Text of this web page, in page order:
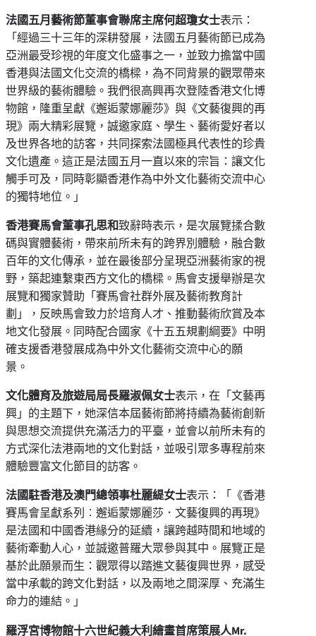
法國五月藝術節董事會聯席主席何超瓊女士表示：
「經過三十三年的深耕發展，法國五月藝術節已成為
亞洲最受珍視的年度文化盛事之一，並致力擔當中國
香港與法國文化交流的橋樑，為不同背景的觀眾帶來
世界級的藝術體驗。我們很高興再次登陸香港文化博
物館，隆重呈獻《邂逅蒙娜麗莎》與《文藝復興的再
現》兩大精彩展覽，誠邀家庭、學生、藝術愛好者以
及世界各地的訪客，共同探索法國極具代表性的珍貴
文化遺產。這正是法國五月一直以來的宗旨：讓文化
觸手可及，同時彰顯香港作為中外文化藝術交流中心
的獨特地位。」
香港賽馬會董事孔思和致辭時表示，是次展覽揉合數
碼與實體藝術，帶來前所未有的跨界別體驗，融合數
百年的文化傳承，並在最後部分呈現亞洲藝術家的視
野，築起連繫東西方文化的橋樑。馬會支援舉辦是次
展覽和獨家贊助 「賽馬會社群外展及藝術教育計
劃」， 反映馬會致力於培育人才、推動藝術欣賞及本
地文化發展。同時配合國家《十五五規劃綱要》中明
確支援香港發展成為中外文化藝術交流中心的願
景。
文化體育及旅遊局局長羅淑佩女士表示，在「文藝再
興」的主題下，她深信本屆藝術節將持續為藝術創新
與思想交流提供充滿活力的平臺，並會以前所未有的
方式深化法港兩地的文化對話，並吸引眾多專程前來
體驗豐富文化節目的訪客。
法國駐香港及澳門總領事杜麗緹女士表示：「《香港
賽馬會呈獻系列︰邂逅蒙娜麗莎．文藝復興的再現》
是法國和中國香港緣分的延續，讓跨越時間和地域的
藝術牽動人心，並誠邀普羅大眾參與其中。展覽正是
基於此願景而生：觀眾得以踏進文藝復興世界，感受
當中承載的跨文化對話，以及兩地之間深厚、充滿生
命力的連結。」
羅浮宮博物館十六世紀義大利繪畫首席策展人Mr.